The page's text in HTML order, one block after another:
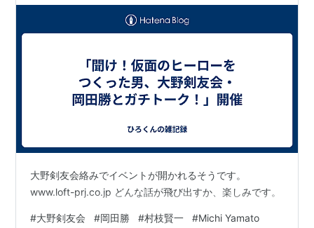
大野剣友会絡みでイベントが開かれるそうです。
www.loft-prj.co.jp どんな話が飛び出すか、楽しみです。
#大野剣友会 #岡田勝 #村枝賢一 #Michi Yamato